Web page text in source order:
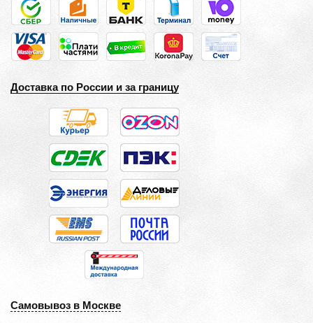
Доставка по России и за границу
Самовывоз в Москве